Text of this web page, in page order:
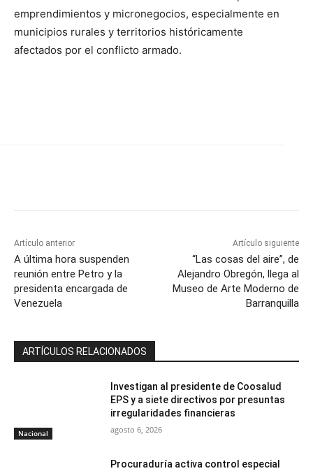
emprendimientos y micronegocios, especialmente en
municipios rurales y territorios históricamente
afectados por el conflicto armado.
Artículo anterior
A última hora suspenden
reunión entre Petro y la
presidenta encargada de
Venezuela
Artículo siguiente
“Las cosas del aire”, de
Alejandro Obregón, llega al
Museo de Arte Moderno de
Barranquilla
ARTÍCULOS RELACIONADOS
Nacional
Investigan al presidente de Coosalud
EPS y a siete directivos por presuntas
irregularidades financieras
agosto 6, 2026
Procuraduría activa control especial